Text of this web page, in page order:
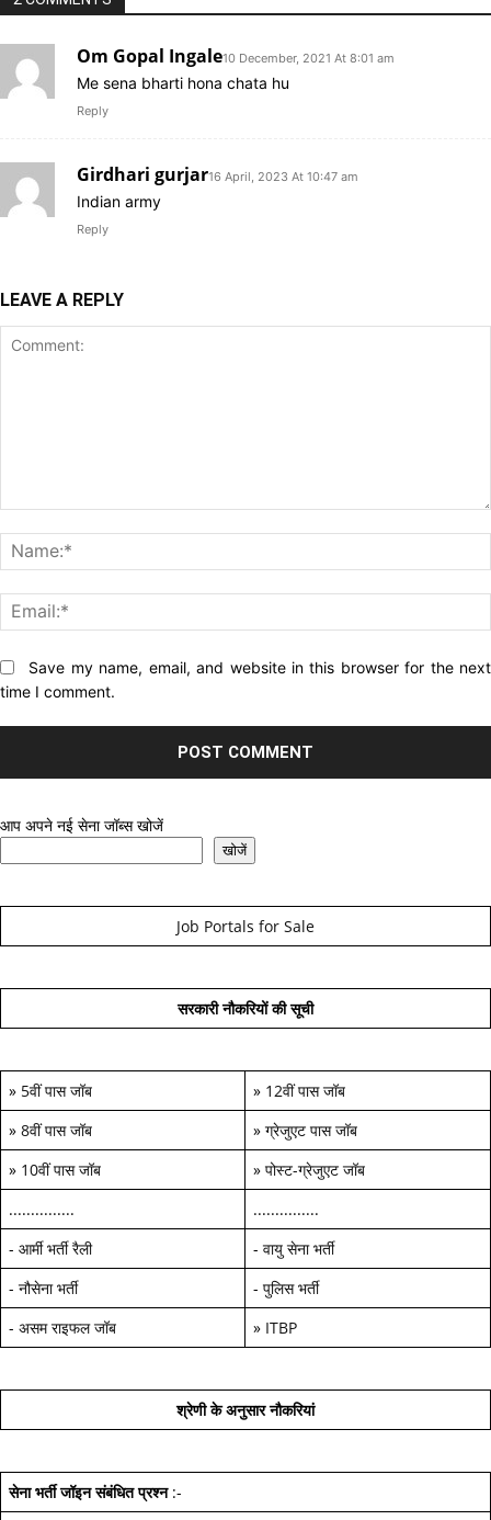
Om Gopal Ingale10 December, 2021 At 8:01 am
Me sena bharti hona chata hu
Reply
Girdhari gurjar16 April, 2023 At 10:47 am
Indian army
Reply
LEAVE A REPLY
Website:Save my name, email, and website in this browser for the next
time I comment.
आप अपने नई सेना जॉब्स खोजें
खोजें
Job Portals for Sale
सरकारी नौकरियों की सूची
» 5वीं पास जॉब » 12वीं पास जॉब
» 8वीं पास जॉब » ग्रेजुएट पास जॉब
» 10वीं पास जॉब » पोस्ट-ग्रेजुएट जॉब
...............
...............
- आर्मी भर्ती रैली - वायु सेना भर्ती
- नौसेना भर्ती - पुलिस भर्ती
- असम राइफल जॉब » ITBP
श्रेणी के अनुसार नौकरियां
सेना भर्ती जॉइन संबंधित प्रश्न:-